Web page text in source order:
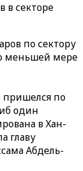
в секторе
по сектору
меньшей мере
пришелся по
один
в Хан-
главу
Абдель-